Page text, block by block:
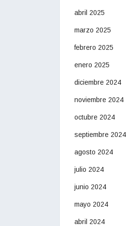
abril 2025
marzo 2025
febrero 2025
enero 2025
diciembre 2024
noviembre 2024
octubre 2024
septiembre 2024
agosto 2024
julio 2024
junio 2024
mayo 2024
abril 2024